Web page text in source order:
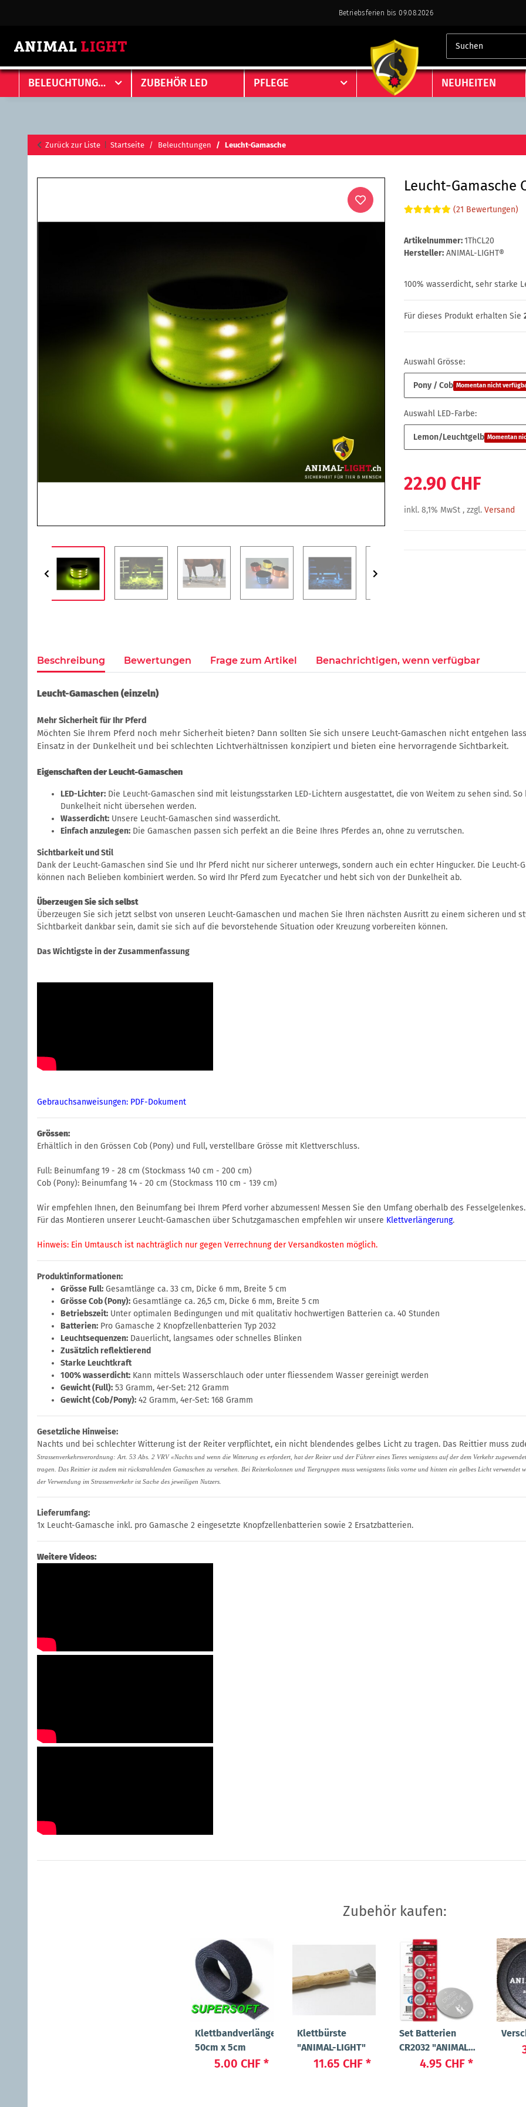
Betriebsferien bis 09.08.2026
BELEUCHTUNGEN ZUBEHÖR LED PFLEGE NEUHEITEN
Zurück zur Liste Startseite Beleuchtungen Leucht-Gamasche
Leucht-Gamasche
(21 Bewertungen)
Artikelnummer:1ThCL20
Hersteller: ANIMAL-LIGHT®
100% wasserdicht, sehr starke
Für dieses Produkt erhalten Sie
Auswahl Grösse:
Pony / Cob Momentan nicht
Auswahl LED-Farbe:
Lemon/Leuchtgelb Momentan
22.90 CHF
inkl. 8,1% MwSt , zzgl. Versand
Beschreibung Bewertungen Frage zum Artikel Benachrichtigen, wenn verfügbar
Leucht-Gamaschen (einzeln)
Mehr Sicherheit für Ihr Pferd
Möchten Sie Ihrem Pferd noch mehr Sicherheit bieten? Dann sollten Sie sich unsere Leucht-Gamaschen nicht entgehen
Einsatz in der Dunkelheit und bei schlechten Lichtverhältnissen konzipiert und bieten eine hervorragende Sichtbarkeit.
Eigenschaften der Leucht-Gamaschen
LED-Lichter: Die Leucht-Gamaschen sind mit leistungsstarken LED-Lichtern ausgestattet, die von Weitem zu sehen sind.
Dunkelheit nicht übersehen werden.
Wasserdicht: Unsere Leucht-Gamaschen sind wasserdicht.
Einfach anzulegen: Die Gamaschen passen sich perfekt an die Beine Ihres Pferdes an, ohne zu verrutschen.
Sichtbarkeit und Stil
Dank der Leucht-Gamaschen sind Sie und Ihr Pferd nicht nur sicherer unterwegs, sondern auch ein echter Hingucker. Die
können nach Belieben kombiniert werden. So wird Ihr Pferd zum Eyecatcher und hebt sich von der Dunkelheit ab.
Überzeugen Sie sich selbst
Überzeugen Sie sich jetzt selbst von unseren Leucht-Gamaschen und machen Sie Ihren nächsten Ausritt zu einem sicheren und
Sichtbarkeit dankbar sein, damit sie sich auf die bevorstehende Situation oder Kreuzung vorbereiten können.
Das Wichtigste in der Zusammenfassung
Gebrauchsanweisungen: PDF-Dokument
Grössen:
Erhältlich in den Grössen Cob (Pony) und Full, verstellbare Grösse mit Klettverschluss.
Full: Beinumfang 19 - 28 cm (Stockmass 140 cm - 200 cm)
Cob (Pony): Beinumfang 14 - 20 cm (Stockmass 110 cm - 139 cm)
Wir empfehlen Ihnen, den Beinumfang bei Ihrem Pferd vorher abzumessen! Messen Sie den Umfang oberhalb des
Für das Montieren unserer Leucht-Gamaschen über Schutzgamaschen empfehlen wir unsere Klettverlängerung.
Hinweis: Ein Umtausch ist nachträglich nur gegen Verrechnung der Versandkosten möglich.
Produktinformationen:
Grösse Full: Gesamtlänge ca. 33 cm, Dicke 6 mm, Breite 5 cm
Grösse Cob (Pony): Gesamtlänge ca. 26,5 cm, Dicke 6 mm, Breite 5 cm
Betriebszeit: Unter optimalen Bedingungen und mit qualitativ hochwertigen Batterien ca. 40 Stunden
Batterien: Pro Gamasche 2 Knopfzellenbatterien Typ 2032
Leuchtsequenzen: Dauerlicht, langsames oder schnelles Blinken
Zusätzlich reflektierend
Starke Leuchtkraft
100% wasserdicht: Kann mittels Wasserschlauch oder unter fliessendem Wasser gereinigt werden
Gewicht (Full): 53 Gramm, 4er-Set: 212 Gramm
Gewicht (Cob/Pony): 42 Gramm, 4er-Set: 168 Gramm
Gesetzliche Hinweise:
Nachts und bei schlechter Witterung ist der Reiter verpflichtet, ein nicht blendendes gelbes Licht zu tragen. Das Reittier muss
Strassenverkehrsverordnung: Art. 53 Abs. 2 VRV «Nachts und wenn die Witterung es erfordert, hat der Reiter und der Führer eines Tieres wenigstens auf der dem Verkehr
tragen. Das Reittier ist zudem mit rückstrahlenden Gamaschen zu versehen. Bei Reiterkolonnen und Tiergruppen muss wenigstens links vorne und hinten ein gelbes Licht
der Verwendung im Strassenverkehr ist Sache des jeweiligen Nutzers.
Lieferumfang:
1x Leucht-Gamasche inkl. pro Gamasche 2 eingesetzte Knopfzellenbatterien sowie 2 Ersatzbatterien.
Weitere Videos:
Zubehör kaufen:
Klettbandverlängerung
50cm x 5cm
5.00 CHF *
Klettbürste
"ANIMAL-LIGHT"
11.65 CHF *
Set Batterien
CR2032 "ANIMAL-
LIGHT POWER"
4.95 CHF *